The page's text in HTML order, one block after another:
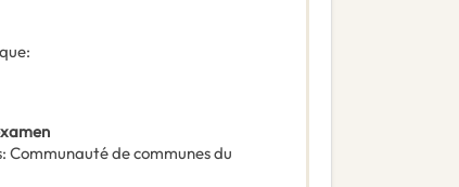
:
: Communauté de communes du